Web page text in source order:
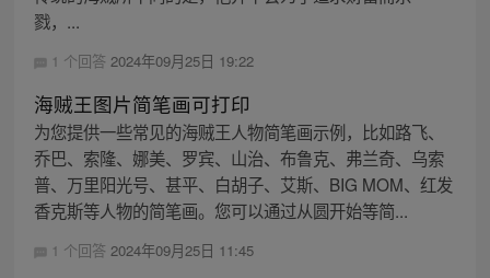
戮，...
1 个回答 2024年09月25日 19:22
海贼王图片简笔画可打印
为您提供一些常见的海贼王人物简笔画示例，比如路飞、
乔巴、索隆、娜美、罗宾、山治、布鲁克、弗兰奇、乌索
普、万里阳光号、甚平、白胡子、艾斯、BIG MOM、红发
香克斯等人物的简笔画。您可以通过从圆开始等简...
1 个回答 2024年09月25日 11:45